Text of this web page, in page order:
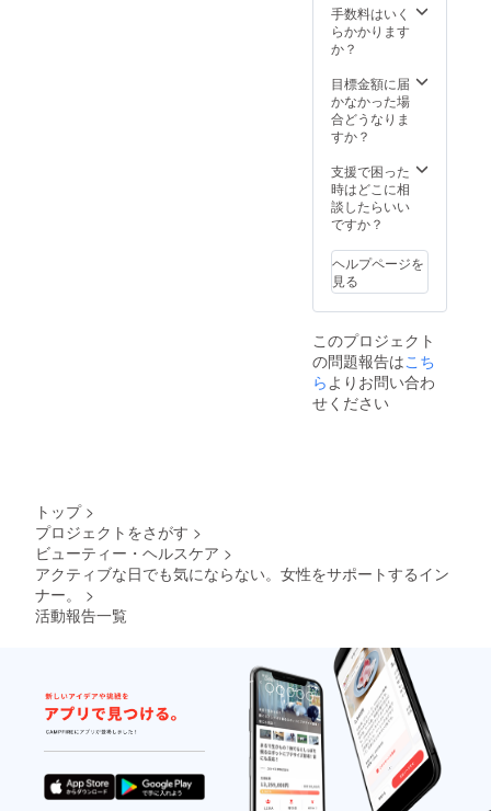
手数料はいく
らかかります
か？
目標金額に届
かなかった場
合どうなりま
すか？
支援で困った
時はどこに相
談したらいい
ですか？
ヘルプページを
見る
このプロジェクト
の問題報告はこち
らよりお問い合わ
せください
トップ >
プロジェクトをさがす >
ビューティー・ヘルスケア >
アクティブな日でも気にならない。女性をサポートするイン
ナー。
>
活動報告一覧